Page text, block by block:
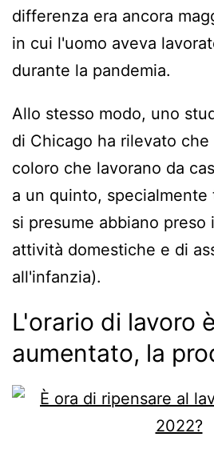
— Jedidajah Otte
maggio 2021
differenza era ancora
in cui l'uomo aveva
durante la pandemia.
Allo stesso modo, uno
di Chicago ha rilevato
coloro che lavorano da
a un quinto,
si presume abbiano preso
attività domestiche e di
all'infanzia).
L'orario di lavoro è
aumentato, la